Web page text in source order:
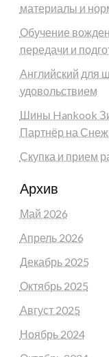
материалы и
Обучение
передачи и
Английский для
удовольствием
Шины Hankook
Партнёр на
Скупка и прием
Архив
Май 2026
Апрель 2026
Декабрь 2025
Октябрь 2025
Август 2025
Ноябрь 2024